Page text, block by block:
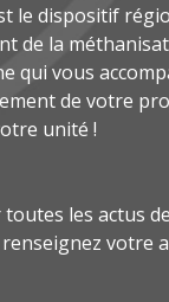
le dispositif
de la
qui vous
de votre
unité !
les actus
votre